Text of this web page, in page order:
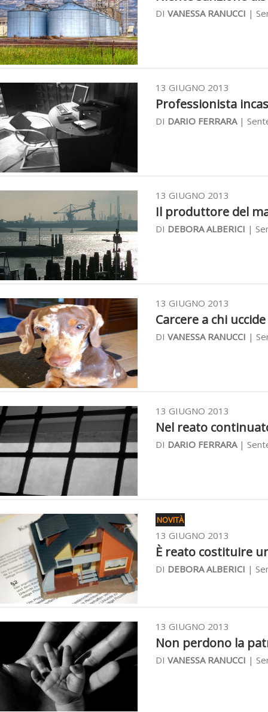
DI VANESSA RANUCCI |
13 GIUGNO 2013
Professionista
DI DARIO FERRARA|
13 GIUGNO 2013
Il produttore del
DI DEBORA ALBERICI |
13 GIUGNO 2013
Carcere a chi
DI VANESSA RANUCCI |
13 GIUGNO 2013
Nel reato
DI DARIO FERRARA|
NOVITÀ
13 GIUGNO 2013
È reato costituire
DI DEBORA ALBERICI |
13 GIUGNO 2013
Non perdono la
DI VANESSA RANUCCI |